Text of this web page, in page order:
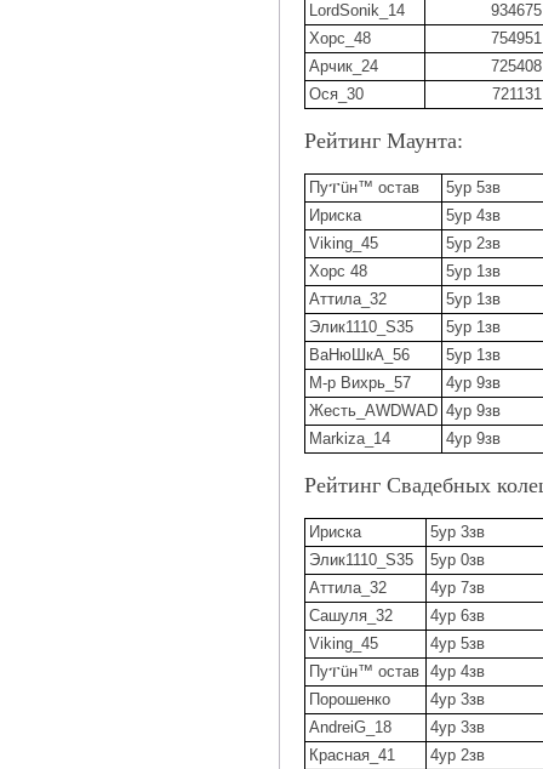
LordSonik_14
934675
Хорс_48
754951
Арчик_24
725408
Ося_30
721131
Рейтинг Маунта:
Пуፐüн™ остав
5ур 5зв
Ириска
5ур 4зв
Viking_45
5ур 2зв
Хорс 48
5ур 1зв
Аттила_32
5ур 1зв
Элик1110_S35
5ур 1зв
ВаНюШкА_56
5ур 1зв
М-р Вихрь_57
4ур 9зв
Жесть_AWDWAD 4ур 9зв
Markiza_14
4ур 9зв
Рейтинг Свадебных
Ириска
5ур 3зв
Элик1110_S35
5ур 0зв
Аттила_32
4ур 7зв
Сашуля_32
4ур 6зв
Viking_45
4ур 5зв
Пуፐüн™ остав 4ур 4зв
Порошенко
4ур 3зв
AndreiG_18
4ур 3зв
Красная_41
4ур 2зв